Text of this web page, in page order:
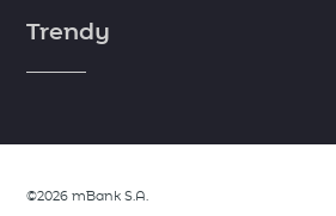
wiedzy i doświadczenia naszych ekspertów i
Trendy
zobacz więcej
©2026 mBank S.A.